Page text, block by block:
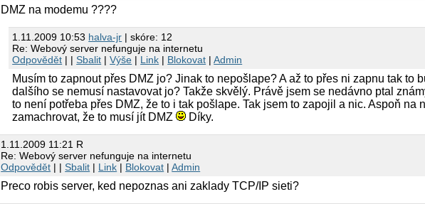
DMZ na modemu ????
1.11.2009 10:53 halva-jr | skóre: 12
Re: Webový server nefunguje na internetu
Odpovědět | |Sbalit |Výše | Link | Blokovat |Admin
Musím to zapnout přes DMZ jo? Jinak to nepošlape? A až to přes ni zapnu tak to
dalšího se nemusí nastavovat jo? Takže skvělý. Právě jsem se nedávno ptal
to není potřeba přes DMZ, že to i tak pošlape. Tak jsem to zapojil a nic. Aspoň na
zamachrovat, že to musí jít DMZ
Díky.
1.11.2009 11:21 R
Re: Webový server nefunguje na internetu
Odpovědět | |Sbalit | Link | Blokovat |Admin
Preco robis server, ked nepoznas ani zaklady TCP/IP sieti?